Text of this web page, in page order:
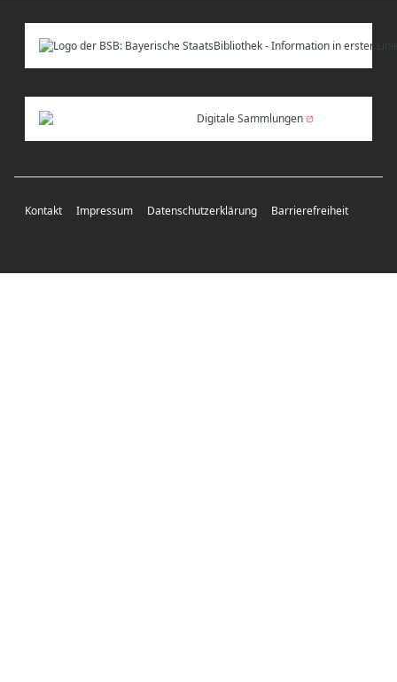
Digitale Sammlungen
Kontakt Impressum Datenschutzerklärung Barrierefreiheit